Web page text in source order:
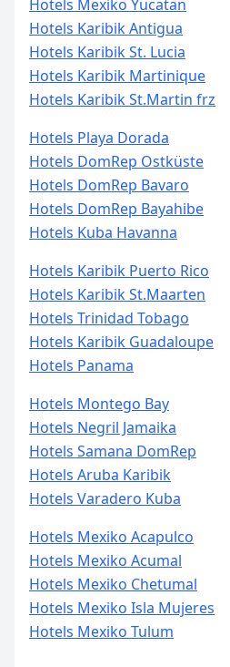
Hotels Mexiko Yucatan
Hotels Karibik Antigua
Hotels Karibik St. Lucia
Hotels Karibik Martinique
Hotels Karibik St.Martin frz
Hotels Playa Dorada
Hotels DomRep Ostküste
Hotels DomRep Bavaro
Hotels DomRep Bayahibe
Hotels Kuba Havanna
Hotels Karibik Puerto Rico
Hotels Karibik St.Maarten
Hotels Trinidad Tobago
Hotels Karibik Guadaloupe
Hotels Panama
Hotels Montego Bay
Hotels Negril Jamaika
Hotels Samana DomRep
Hotels Aruba Karibik
Hotels Varadero Kuba
Hotels Mexiko Acapulco
Hotels Mexiko Acumal
Hotels Mexiko Chetumal
Hotels Mexiko Isla Mujeres
Hotels Mexiko Tulum